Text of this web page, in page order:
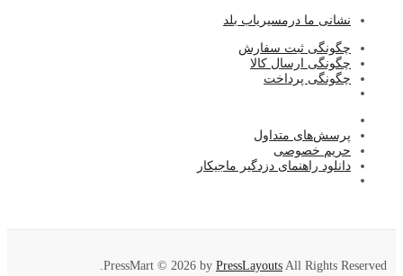
نشانی ما درمسیریاب بلد
چگونگی ثبت سفارش
چگونگی ارسال کالا
چگونگی پرداخت
پرسش‌های متداول
حریم خصوصی
دانلود راهنمای دزدگیر ماجیکار
PressMart © 2026 by PressLayouts All Rights Reserved.